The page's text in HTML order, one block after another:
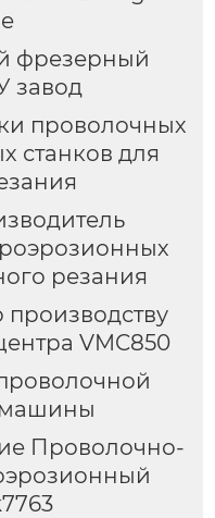
фрезерный
завод
проволочных
станков для
резания
производству
VMC850
Проволочно-